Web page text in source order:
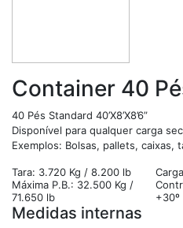
Container 40
40 Pés Standard 40’X8’X8’6”
Disponível para qualquer carga
Exemplos: Bolsas, pallets, caixas,
Tara: 3.720 Kg / 8.200 lb
Máxima P.B.: 32.500 Kg /
71.650 lb
+30º
Medidas internas